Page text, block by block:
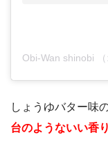
しょうゆバター味
台のようないい香り